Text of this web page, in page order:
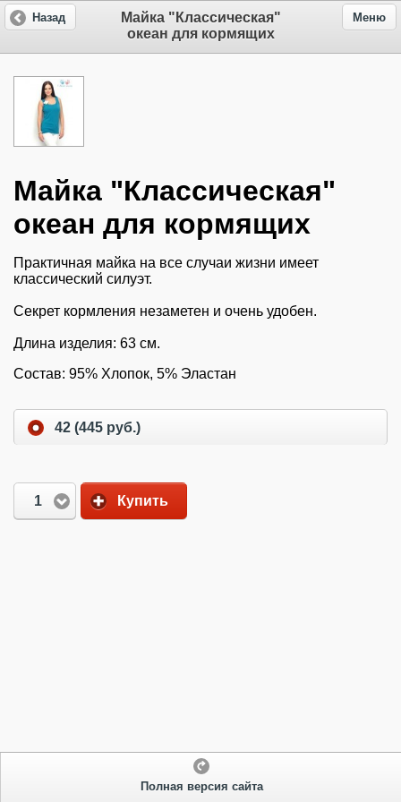
Майка "Классическая"
океан для кормящих
Назад Меню
Майка "Классическая"
океан для кормящих
Практичная майка на все случаи жизни имеет
классический силуэт.
Секрет кормления незаметен и очень удобен.
Длина изделия: 63 см.
Состав: 95% Хлопок, 5% Эластан
42 (445 руб.)
1 Купить
Полная версия сайта